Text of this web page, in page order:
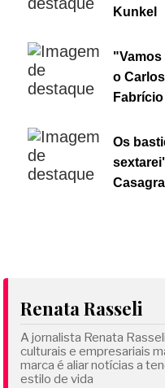
Kunkel
"Vamos
o
Os
Renata Rasseli
A jornalista Renata
culturais e empresariais
marca é aliar notícias a
estilo de vida